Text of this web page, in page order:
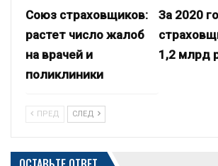
Союз страховщиков:
растет число жалоб
на врачей и
поликлиники
За 2020
1,2 млрд
ПРЕД СЛЕД